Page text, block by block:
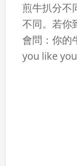
煎牛扒分不
不同。若你
會問：你的
you like